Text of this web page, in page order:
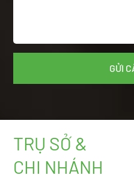
TRỤ SỞ &
CHI NHÁNH